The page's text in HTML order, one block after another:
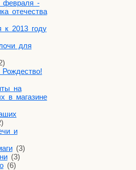
февраля -
отечества
к 2013 году
для
на
в магазине
и
(3)
(3)
(6)